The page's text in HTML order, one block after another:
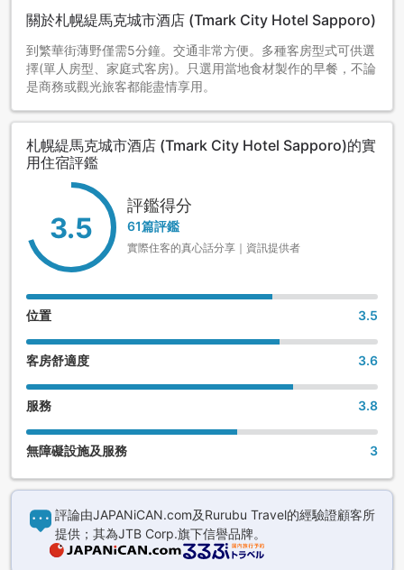
關於札幌緹馬克城市酒店 (Tmark City Hotel Sapporo)
到繁華街薄野僅需5分鐘。交通非常方便。多種客房型式可供選
擇(單人房型、家庭式客房)。只選用當地食材製作的早餐，不論
是商務或觀光旅客都能盡情享用。
札幌緹馬克城市酒店 (Tmark City Hotel Sapporo)的實
用住宿評鑑
3.5
評鑑得分
61篇評鑑
實際住客的真心話分享｜資訊提供者
位置 3.5
客房舒適度 3.6
服務 3.8
無障礙設施及服務 3
評論由JAPANiCAN.com及Rurubu Travel的經驗證顧客所
提供；其為JTB Corp.旗下信譽品牌。